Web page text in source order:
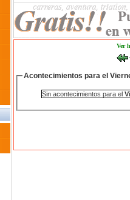
Ver
Acontecimientos para el
Sin acontecimientos para el